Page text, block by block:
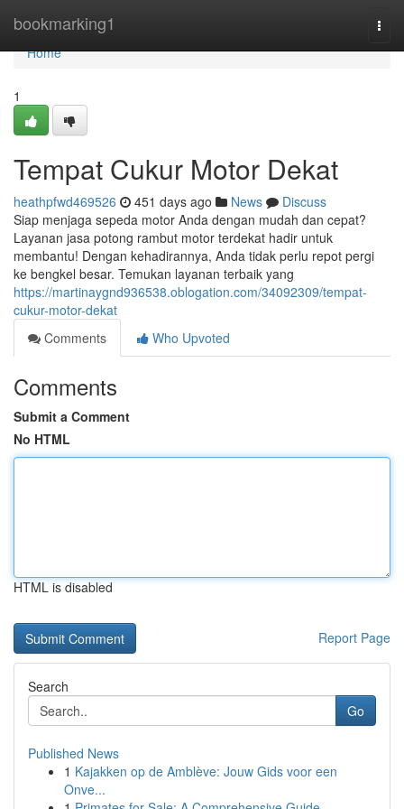
bookmarking1
Home
Home
1
Tempat Cukur Motor Dekat
heathpfwd469526 451 days ago News
Discuss
Siap menjaga sepeda motor Anda dengan mudah dan cepat?
Layanan jasa potong rambut motor terdekat hadir untuk
membantu! Dengan kehadirannya, Anda tidak perlu repot pergi
ke bengkel besar. Temukan layanan terbaik yang
https://martinaygnd936538.oblogation.com/34092309/tempat-
cukur-motor-dekat
Comments
Who Upvoted
Comments
Submit a Comment
No HTML
HTML is disabled
Report Page
Search
Go
Published News
1 Kajakken op de Amblève: Jouw Gids voor een
Onve...